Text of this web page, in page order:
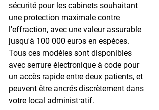
sécurité pour les cabinets souhaitant
une protection maximale contre
l'effraction, avec une valeur assurable
jusqu'à 100 000 euros en espèces.
Tous ces modèles sont disponibles
avec serrure électronique à code pour
un accès rapide entre deux patients, et
peuvent être ancrés discrètement dans
votre local administratif.